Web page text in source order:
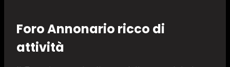
Foro Annonario ricco di
attività